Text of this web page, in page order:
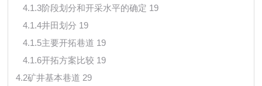
4.1.3阶段划分和开采水平的确定 19
4.1.4井田划分 19
4.1.5主要开拓巷道 19
4.1.6开拓方案比较 19
4.2矿井基本巷道 29